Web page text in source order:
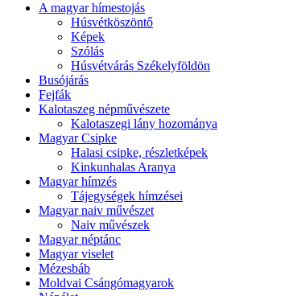
A magyar hímestojás
Húsvétköszöntő
Képek
Szólás
Húsvétvárás Székelyföldön
Busójárás
Fejfák
Kalotaszeg népművészete
Kalotaszegi lány hozománya
Magyar Csipke
Halasi csipke, részletképek
Kinkunhalas Aranya
Magyar hímzés
Tájegységek hímzései
Magyar naiv művészet
Naiv művészek
Magyar néptánc
Magyar viselet
Mézesbáb
Moldvai Csángómagyarok